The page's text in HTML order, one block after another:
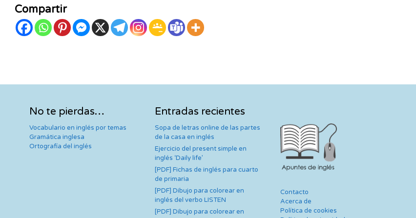
Compartir
No te pierdas…
Vocabulario en inglés por temas
Gramática inglesa
Ortografía del inglés
Entradas recientes
Sopa de letras online de las partes
de la casa en inglés
Ejercicio del present simple en
inglés ‘Daily life’
[PDF] Fichas de inglés para cuarto
de primaria
[PDF] Dibujo para colorear en
inglés del verbo LISTEN
[PDF] Dibujo para colorear en
Contacto
Acerca de
Política de cookies